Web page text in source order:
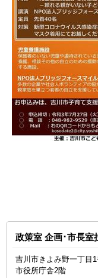
政策室 企画･市長室
吉川市きよみ野一丁目1
市役所庁舎2階